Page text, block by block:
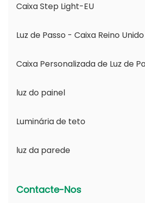
Caixa Step Light-EU
Luz de Passo - Caixa Reino Unido
Caixa Personalizada de Luz de
luz do painel
Série JDL
Série DSDL
Luminária de teto
Série JCL
luz da parede
Abertura Mutável
Contacte-Nos